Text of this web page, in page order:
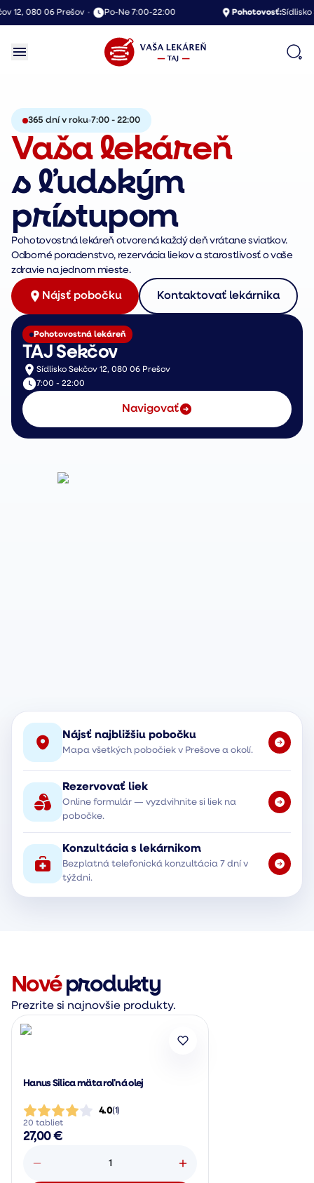
080 06 Prešov • Po-Ne 7:00-22:00 Pohotovosť:Sídlisko
365 dní v roku 7:00 - 22:00
Vaša lekáreň
s ľudským
prístupom
Pohotovostná lekáreň otvorená každý deň vrátane sviatkov.
Odborné poradenstvo, rezervácia liekov a starostlivosť o vaše
zdravie na jednom mieste.
Nájsť pobočku Kontaktovať lekárnika
Pohotovostná lekáreň
TAJ Sekčov
Sídlisko Sekčov 12, 080 06 Prešov
7:00 - 22:00
Navigovať
Nájsť najbližšiu pobočku
Mapa všetkých pobočiek v Prešove a okolí.
Rezervovať liek
Online formulár — vyzdvihnite si liek na
pobočke.
Konzultácia s lekárnikom
Bezplatná telefonická konzultácia 7 dní v
týždni.
Novéprodukty
Prezrite si najnovšie produkty.
Hanus Silica mäta roľná olej
4.0(1)
20 tabliet
27,00 €
1